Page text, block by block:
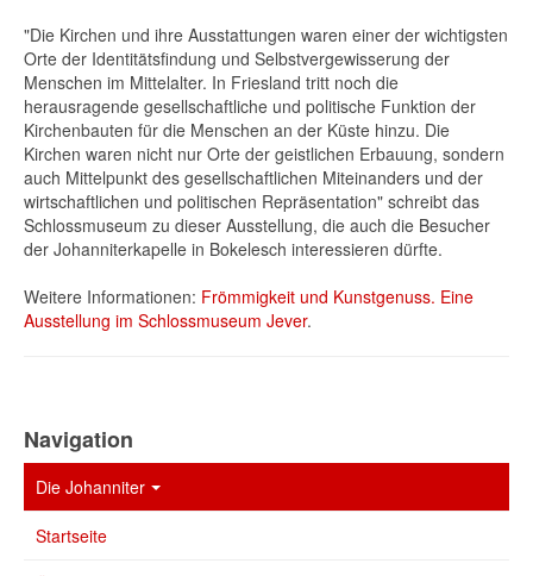
"Die Kirchen und ihre Ausstattungen waren einer der wichtigsten
Orte der Identitätsfindung und Selbstvergewisserung der
Menschen im Mittelalter. In Friesland tritt noch die
herausragende gesellschaftliche und politische Funktion der
Kirchenbauten für die Menschen an der Küste hinzu. Die
Kirchen waren nicht nur Orte der geistlichen Erbauung, sondern
auch Mittelpunkt des gesellschaftlichen Miteinanders und der
wirtschaftlichen und politischen Repräsentation" schreibt das
Schlossmuseum zu dieser Ausstellung, die auch die Besucher
der Johanniterkapelle in Bokelesch interessieren dürfte.
Weitere Informationen: Frömmigkeit und Kunstgenuss. Eine
Ausstellung im Schlossmuseum Jever.
Navigation
Die Johanniter
Startseite